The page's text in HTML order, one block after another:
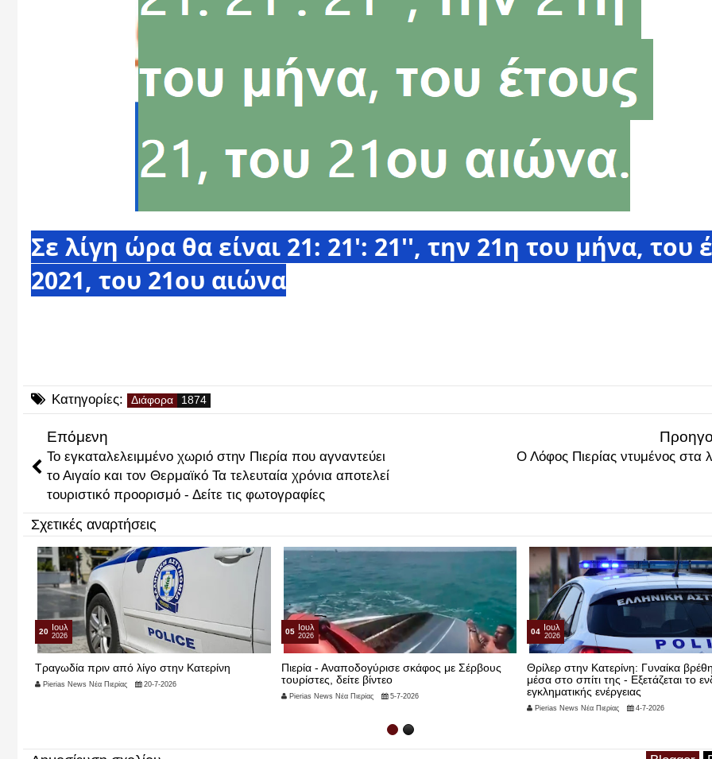
Σε λίγη ώρα θα είναι 21: 21': 21'', την 21η του μήνα, του
2021, του 21ου αιώνα
Κατηγορίες: Διάφορα
Επόμενη
Το εγκαταλελειμμένο χωριό στην Πιερία που αγναντεύει
το Αιγαίο και τον Θερμαϊκό Τα τελευταία χρόνια αποτελεί
τουριστικό προορισμό - Δείτε τις φωτογραφίες
Ο Λόφος Πιερίας ντυμένος στα
Σχετικές αναρτήσεις
20 Ιουλ
2026
Τραγωδία πριν από λίγο στην Κατερίνη
Pierias News Νέα Πιερίας 20-7-2026
05 Ιουλ
2026
Πιερία - Αναποδογύρισε σκάφος με Σέρβους
τουρίστες, δείτε βίντεο
Pierias News Νέα Πιερίας 5-7-2026
04 Ιουλ
2026
Θρίλερ στην Κατερίνη: Γυναίκα
μέσα στο σπίτι της - Εξετάζεται το
εγκληματικής ενέργειας
Pierias News Νέα Πιερίας 4-7-2026